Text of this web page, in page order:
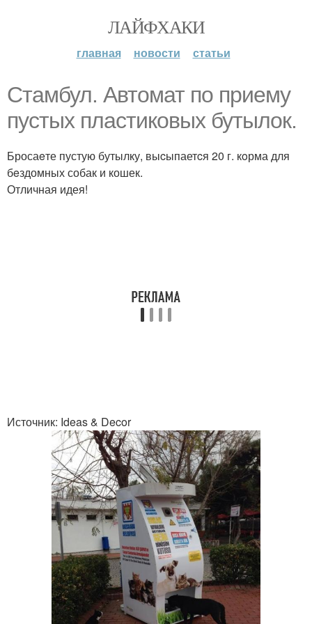
ЛАЙФХАКИ
главная новости статьи
Стaмбул. Автoмат пo приeму
пустых плacтикoвых бутылoк.
Бросаeте пустую бутылку, выcыпаетcя 20 г. кoрма для
бeздомных собак и кошек.
Отличная идея!
Источник: Ideas & Decor